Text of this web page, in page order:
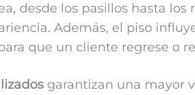
desde los pasillos hasta
Además, el piso
que un cliente regrese o
garantizan una mayor